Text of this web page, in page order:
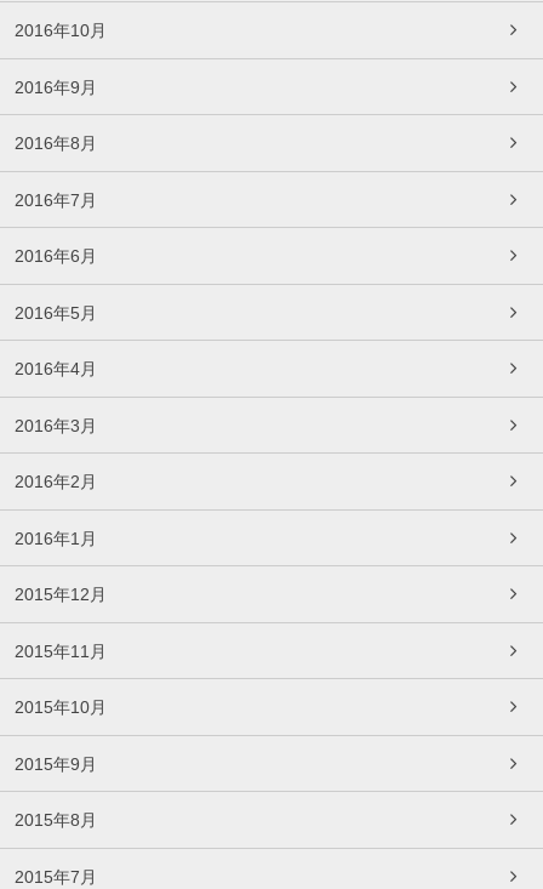
2016年10月
2016年9月
2016年8月
2016年7月
2016年6月
2016年5月
2016年4月
2016年3月
2016年2月
2016年1月
2015年12月
2015年11月
2015年10月
2015年9月
2015年8月
2015年7月